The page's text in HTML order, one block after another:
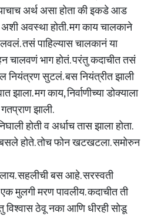
याचाच अर्थ असा होता की इकडे आड
अवस्था होती. मग काय चालकाने
तसं पाहिल्यास चालकानं या
चालवणं भाग होतं. परंतु कदाचीत तसं
सुटलं. बस नियंत्रीत झाली
मग काय, निर्वाणीच्या डोक्याला
झाली.
होती व अर्धाच तास झाला होता.
होते. तोच फोन खटखटला. समोरुन
सहलीची बस आहे. सरस्वती
एक मुलगी मरण पावलीय. कदाचीत ती
ठेवू नका आणि धीरही सोडू